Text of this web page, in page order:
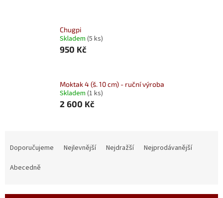
Chugpi
Skladem (5 ks)
950 Kč
Moktak 4 (š. 10 cm) - ruční výroba
Skladem (1 ks)
2 600 Kč
Doporučujeme Nejlevnější Nejdražší
Nejprodávanější
Abecedně